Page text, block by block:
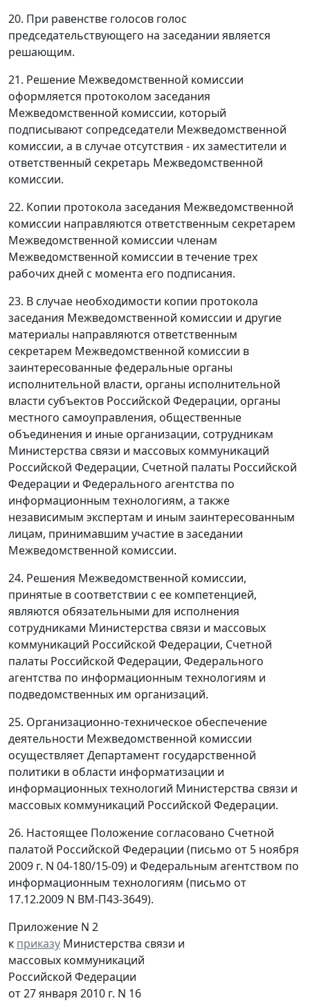
20. При равенстве голосов голос
председательствующего на заседании является
решающим.
21. Решение Межведомственной комиссии
оформляется протоколом заседания
Межведомственной комиссии, который
подписывают сопредседатели Межведомственной
комиссии, а в случае отсутствия - их заместители и
ответственный секретарь Межведомственной
комиссии.
22. Копии протокола заседания Межведомственной
комиссии направляются ответственным секретарем
Межведомственной комиссии членам
Межведомственной комиссии в течение трех
рабочих дней с момента его подписания.
23. В случае необходимости копии протокола
заседания Межведомственной комиссии и другие
материалы направляются ответственным
секретарем Межведомственной комиссии в
заинтересованные федеральные органы
исполнительной власти, органы исполнительной
власти субъектов Российской Федерации, органы
местного самоуправления, общественные
объединения и иные организации, сотрудникам
Министерства связи и массовых коммуникаций
Российской Федерации, Счетной палаты Российской
Федерации и Федерального агентства по
информационным технологиям, а также
независимым экспертам и иным заинтересованным
лицам, принимавшим участие в заседании
Межведомственной комиссии.
24. Решения Межведомственной комиссии,
принятые в соответствии с ее компетенцией,
являются обязательными для исполнения
сотрудниками Министерства связи и массовых
коммуникаций Российской Федерации, Счетной
палаты Российской Федерации, Федерального
агентства по информационным технологиям и
подведомственных им организаций.
25. Организационно-техническое обеспечение
деятельности Межведомственной комиссии
осуществляет Департамент государственной
политики в области информатизации и
информационных технологий Министерства связи и
массовых коммуникаций Российской Федерации.
26. Настоящее Положение согласовано Счетной
палатой Российской Федерации (письмо от 5 ноября
2009 г. N 04-180/15-09) и Федеральным агентством по
информационным технологиям (письмо от
17.12.2009 N ВМ-П43-3649).
Приложение N 2
к приказу Министерства связи и
массовых коммуникаций
Российской Федерации
от 27 января 2010 г. N 16